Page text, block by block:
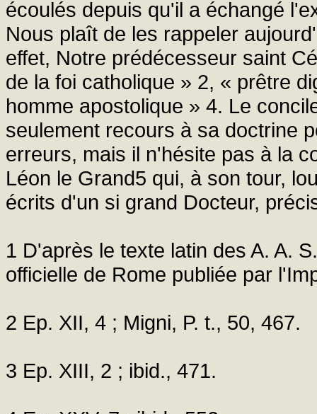
écoulés depuis qu'il a échangé
Nous plaît de les rappeler
effet, Notre prédécesseur saint
de la foi catholique » 2, « prêtre
homme apostolique » 4. Le
seulement recours à sa doctrine
erreurs, mais il n'hésite pas à la
Léon le Grand5 qui, à son tour,
écrits d'un si grand Docteur,
1 D'après le texte latin des A. A.
officielle de Rome publiée par
2 Ep. XII, 4 ; Migni, P. t., 50, 467.
3 Ep. XIII, 2 ; ibid., 471.